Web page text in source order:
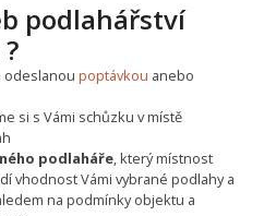
podlahářství
poptávkou anebo
si s Vámi schůzku v místě
podlaháře, který místnost
vhodnost Vámi vybrané podlahy a
na podmínky objektu a